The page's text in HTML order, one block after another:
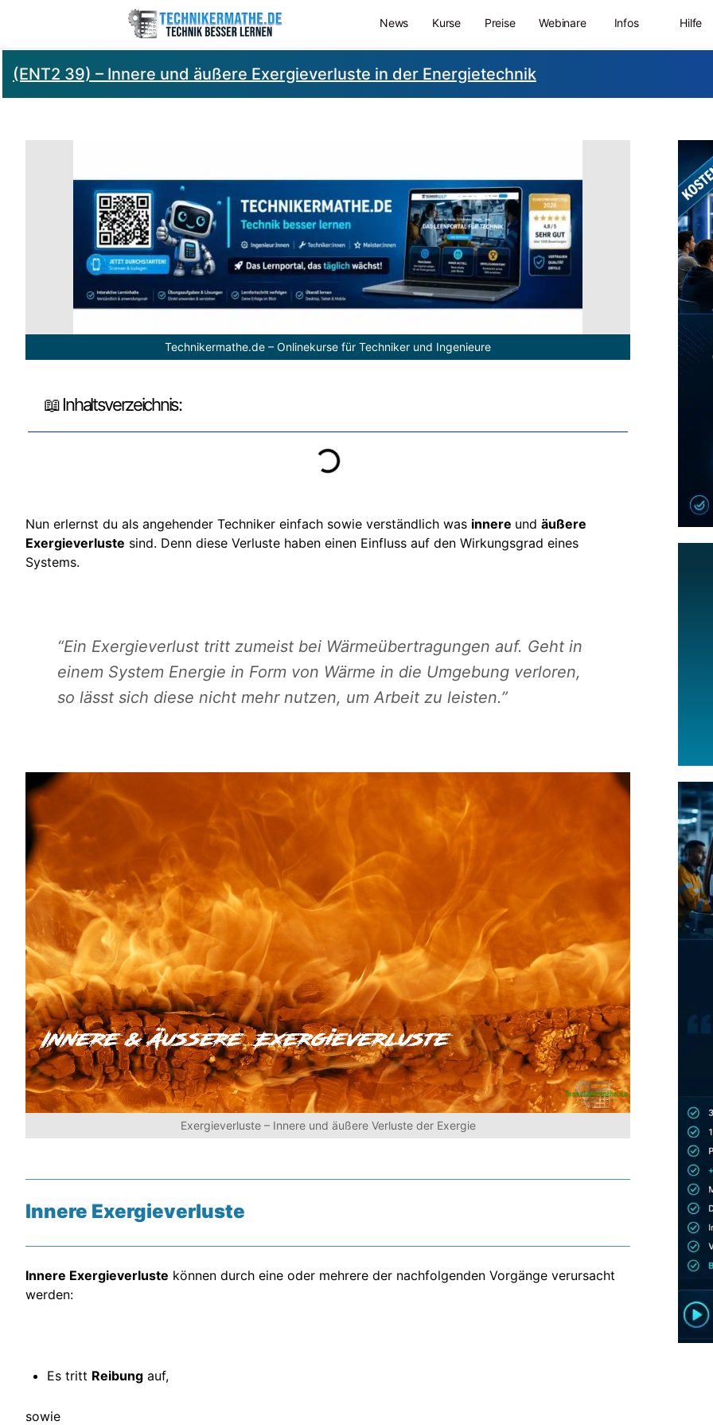
News Kurse Preise Webinare Infos Hilfe
(ENT2 39) – Innere und äußere Exergieverluste in der Energietechnik
Technikermathe.de – Onlinekurse für Techniker und Ingenieure
📖 Inhaltsverzeichnis:
Nun erlernst du als angehender Techniker einfach sowie verständlich was innere und äußere
Exergieverluste sind. Denn diese Verluste haben einen Einfluss auf den Wirkungsgrad eines
Systems.
“Ein Exergieverlust tritt zumeist bei Wärmeübertragungen auf. Geht in
einem System Energie in Form von Wärme in die Umgebung verloren,
so lässt sich diese nicht mehr nutzen, um Arbeit zu leisten.”
Exergieverluste – Innere und äußere Verluste der Exergie
Innere Exergieverluste
Innere Exergieverluste können durch eine oder mehrere der nachfolgenden Vorgänge verursacht
werden:
Es tritt Reibung auf,
sowie